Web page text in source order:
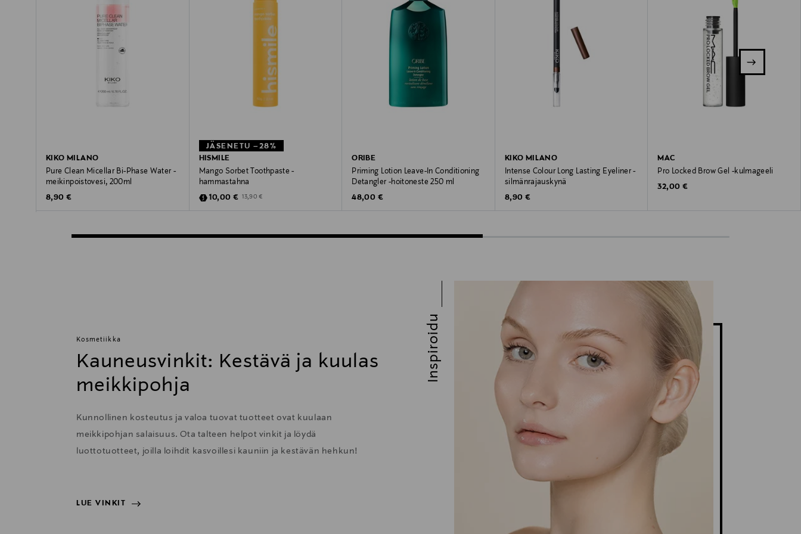
KIKO MILANO
Pure Clean Micellar Bi-Phase Water -
meikinpoistovesi, 200ml
Original Price
8,90 €
JÄSENETU –28%
HISMILE
Mango Sorbet Toothpaste -
hammastahna
Discounted Price
10,00 € Original Price
13,90 €
ORIBE
Priming Lotion Leave-In Conditioning
Detangler -hoitoneste 250 ml
Original Price
48,00 €
KIKO MILANO
Intense Colour Long Lasting Eyeliner -
silmänrajauskynä
Original Price
8,90 €
MAC
Pro Locked Brow Gel -kulmageeli
Original Price
32,00 €
Kosmetiikka
Kauneusvinkit: Kestävä ja kuulas
meikkipohja
Kunnollinen kosteutus ja valoa tuovat tuotteet ovat kuulaan
meikkipohjan salaisuus. Ota talteen helpot vinkit ja löydä
luottotuotteet, joilla loihdit kasvoillesi kauniin ja kestävän hehkun!
LUE VINKIT
Inspiroidu